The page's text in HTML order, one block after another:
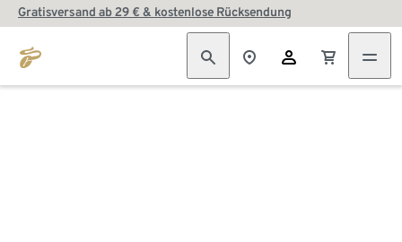
Gratisversand ab 29 € & kostenlose Rücksendung